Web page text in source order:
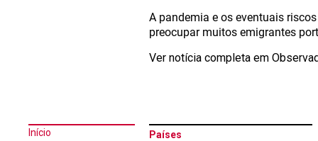
A pandemia e os eventuais
preocupar muitos emigrantes
Ver notícia completa em
Início
Países